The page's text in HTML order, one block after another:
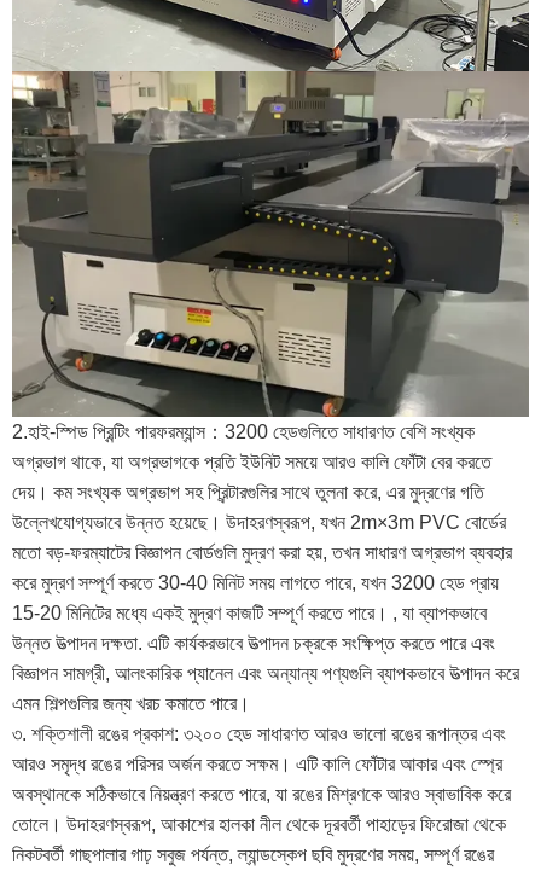
2.হাই-স্পিড প্রিন্টিং পারফরম্যান্স：3200 হেডগুলিতে সাধারণত বেশি সংখ্যক
অগ্রভাগ থাকে, যা অগ্রভাগকে প্রতি ইউনিট সময়ে আরও কালি ফোঁটা বের করতে
দেয়। কম সংখ্যক অগ্রভাগ সহ প্রিন্টারগুলির সাথে তুলনা করে, এর মুদ্রণের গতি
উল্লেখযোগ্যভাবে উন্নত হয়েছে। উদাহরণস্বরূপ, যখন 2m×3m PVC বোর্ডের
মতো বড়-ফরম্যাটের বিজ্ঞাপন বোর্ডগুলি মুদ্রণ করা হয়, তখন সাধারণ অগ্রভাগ ব্যবহার
করে মুদ্রণ সম্পূর্ণ করতে 30-40 মিনিট সময় লাগতে পারে, যখন 3200 হেড প্রায়
15-20 মিনিটের মধ্যে একই মুদ্রণ কাজটি সম্পূর্ণ করতে পারে। , যা ব্যাপকভাবে
উন্নত উত্পাদন দক্ষতা. এটি কার্যকরভাবে উত্পাদন চক্রকে সংক্ষিপ্ত করতে পারে এবং
বিজ্ঞাপন সামগ্রী, আলংকারিক প্যানেল এবং অন্যান্য পণ্যগুলি ব্যাপকভাবে উত্পাদন করে
এমন শিল্পগুলির জন্য খরচ কমাতে পারে।
৩. শক্তিশালী রঙের প্রকাশ: ৩২০০ হেড সাধারণত আরও ভালো রঙের রূপান্তর এবং
আরও সমৃদ্ধ রঙের পরিসর অর্জন করতে সক্ষম। এটি কালি ফোঁটার আকার এবং স্প্রে
অবস্থানকে সঠিকভাবে নিয়ন্ত্রণ করতে পারে, যা রঙের মিশ্রণকে আরও স্বাভাবিক করে
তোলে। উদাহরণস্বরূপ, আকাশের হালকা নীল থেকে দূরবর্তী পাহাড়ের ফিরোজা থেকে
নিকটবর্তী গাছপালার গাঢ় সবুজ পর্যন্ত, ল্যান্ডস্কেপ ছবি মুদ্রণের সময়, সম্পূর্ণ রঙের